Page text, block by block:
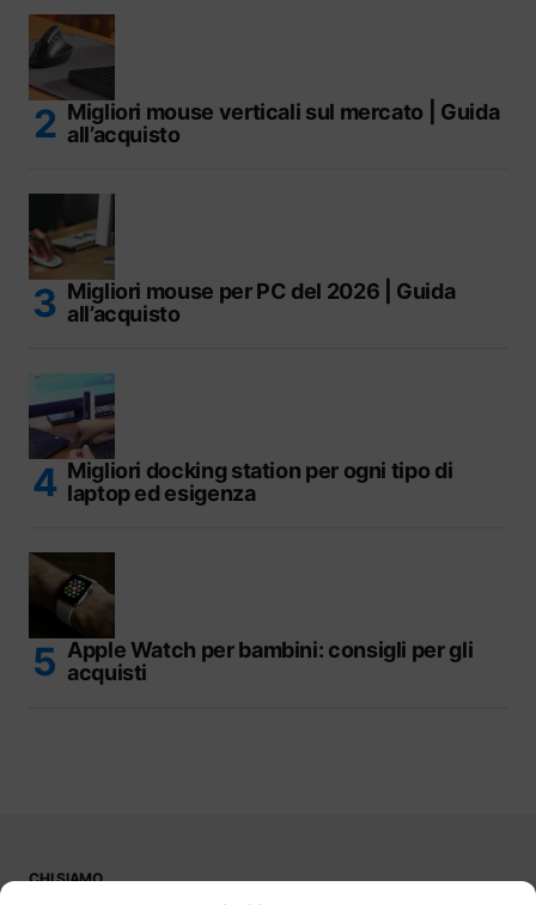
Migliori mouse verticali sul mercato | Guida
all’acquisto
Migliori mouse per PC del 2026 | Guida
all’acquisto
Migliori docking station per ogni tipo di
laptop ed esigenza
Apple Watch per bambini: consigli per gli
acquisti
CHI SIAMO